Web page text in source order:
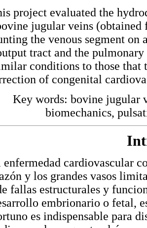
project evaluated the
jugular veins
the venous segment
tract and the
conditions to those that
of congenital
Key words: bovine jugular
biomechanics,
enfermedad cardiovascular
y los grandes vasos
fallas estructurales y
embrionario o fetal,
es indispensable para